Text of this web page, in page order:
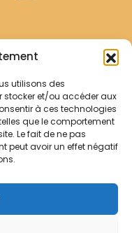
utilisons des
stocker et/ou accéder aux
à ces technologies
que le comportement
Le fait de ne pas
peut avoir un effet négatif